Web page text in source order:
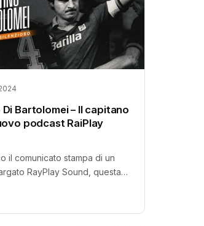
Di Bartolomei – Il capitano
podcast RaiPlay
il comunicato stampa di un
RayPlay Sound, questa